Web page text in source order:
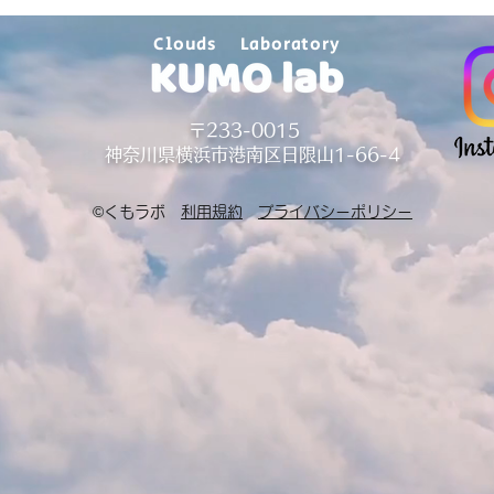
Clouds Laboratory
​〒233-0015
神奈川県横浜市港南区日限山1-66-4
©くもラボ 利用規約 プライバシーポリシー